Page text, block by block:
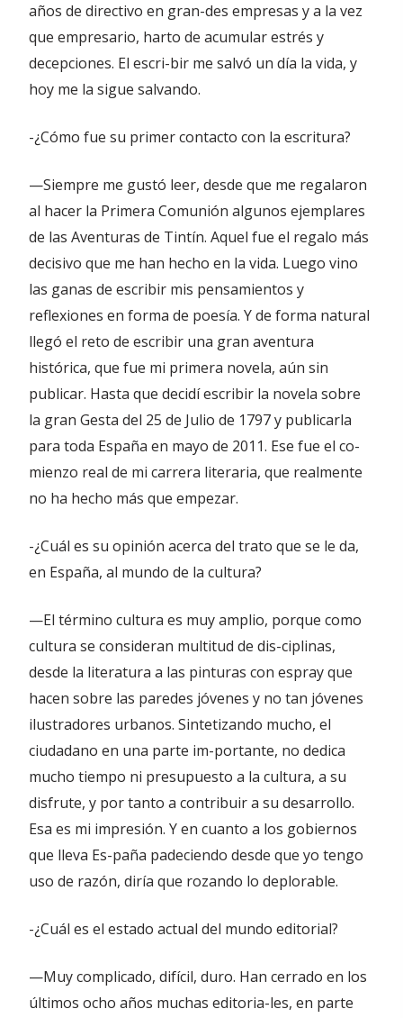
años de directivo en gran-des empresas y a la vez
que empresario, harto de acumular estrés y
decepciones. El escri-bir me salvó un día la vida, y
hoy me la sigue salvando.
-¿Cómo fue su primer contacto con la escritura?
—Siempre me gustó leer, desde que me regalaron
al hacer la Primera Comunión algunos ejemplares
de las Aventuras de Tintín. Aquel fue el regalo más
decisivo que me han hecho en la vida. Luego vino
las ganas de escribir mis pensamientos y
reflexiones en forma de poesía. Y de forma natural
llegó el reto de escribir una gran aventura
histórica, que fue mi primera novela, aún sin
publicar. Hasta que decidí escribir la novela sobre
la gran Gesta del 25 de Julio de 1797 y publicarla
para toda España en mayo de 2011. Ese fue el co-
mienzo real de mi carrera literaria, que realmente
no ha hecho más que empezar.
-¿Cuál es su opinión acerca del trato que se le da,
en España, al mundo de la cultura?
—El término cultura es muy amplio, porque como
cultura se consideran multitud de dis-ciplinas,
desde la literatura a las pinturas con espray que
hacen sobre las paredes jóvenes y no tan jóvenes
ilustradores urbanos. Sintetizando mucho, el
ciudadano en una parte im-portante, no dedica
mucho tiempo ni presupuesto a la cultura, a su
disfrute, y por tanto a contribuir a su desarrollo.
Esa es mi impresión. Y en cuanto a los gobiernos
que lleva Es-paña padeciendo desde que yo tengo
uso de razón, diría que rozando lo deplorable.
-¿Cuál es el estado actual del mundo editorial?
—Muy complicado, difícil, duro. Han cerrado en los
últimos ocho años muchas editoria-les, en parte